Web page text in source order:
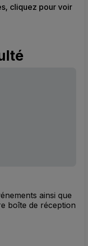
cliquez pour voir
ainsi que
boîte de réception